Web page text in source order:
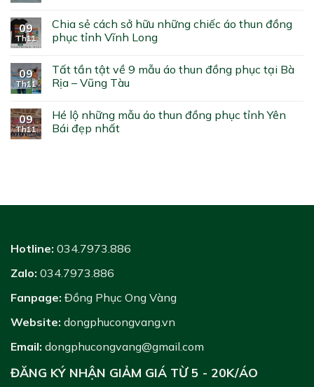
09
Th11
Chia sẻ cách sở hữu những chiếc áo thun đồng
phục tỉnh Vĩnh Long
09
Th11
Tất tần tật về 9 mẫu áo thun đồng phục tại Bà
Rịa – Vũng Tàu
09
Th11
Hé lộ những mẫu áo thun đồng phục tỉnh Yên
Bái đẹp nhất
Hotline: 034.7973.886
Zalo: 034.7973.886
Fanpage: Đồng Phục Ong Vàng
Website: dongphucongvang.vn
Email: dongphucongvang@gmail.com
ĐĂNG KÝ NHẬN GIẢM GIÁ TỪ 5 - 20K/ÁO